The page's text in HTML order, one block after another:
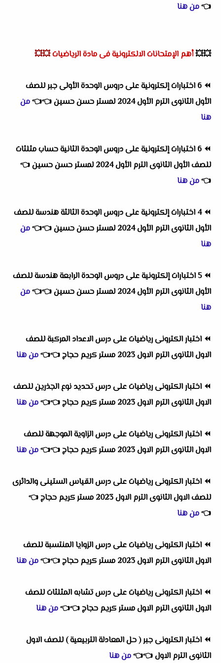
👈من هنا
💥💥أهم الإمتحانات الالكترونية فى مادة الرياضيات💥💥
⏪
6 اختبارات إلكترونية على دروس الوحدة الأولى جبر للصف
الأول الثانوى الترم الأول 2024 لمستر حسن حسين
👈
👈من
هنا
⏪
6 اختبارات إلكترونية على دروس الوحدة الثانية حساب مثلثات
للصف الأول الثانوى الترم الأول 2024 لمستر حسن حسين
👈
👈من هنا
⏪ 4 اختبارات إلكترونية على دروس الوحدة الثالثة هندسة للصف
الأول الثانوى الترم الأول 2024 لمستر حسن حسين
👈
👈من
هنا
⏪ 5 اختبارات إلكترونية على دروس الوحدة الرابعة هندسة للصف
الأول الثانوى الترم الأول 2024 لمستر حسن حسين
👈
👈من
هنا
⏪ اختبار الكترونى رياضيات على درس الاعداد المركبة للصف
الاول الثانوى الترم الاول 2023 مستر كريم حجاج
👈
👈من هنا
⏪ اختبار الكترونى رياضيات على درس تحديد نوع الجذرين للصف
الاول الثانوى الترم الاول 2023 مستر كريم حجاج
👈
👈من هنا
⏪ اختبار الكترونى رياضيات على درس الزاوية الموجهة للصف
الاول الثانوى الترم الاول 2023 مستر كريم حجاج
👈
👈من هنا
⏪ اختبار الكترونى رياضيات على درس القياس الستينى والدائرى
للصف الاول الثانوى الترم الاول 2023 مستر كريم حجاج
👈
👈من هنا
⏪ اختبار الكترونى رياضيات على درس الزوايا المنتسبة للصف
الاول الثانوى الترم الاول 2023 مستر كريم حجاج
👈
👈من هنا
⏪ اختبار الكترونى رياضيات على درس تشابه المثلثات للصف
الاول الثانوى الترم الاول مستر كريم حجاج👈
👈من هنا
⏪ اختبار الكترونى جبر ( حل المعادلة التربيعية ) للصف الاول
الثانوى الترم الاول👈
👈من هنا